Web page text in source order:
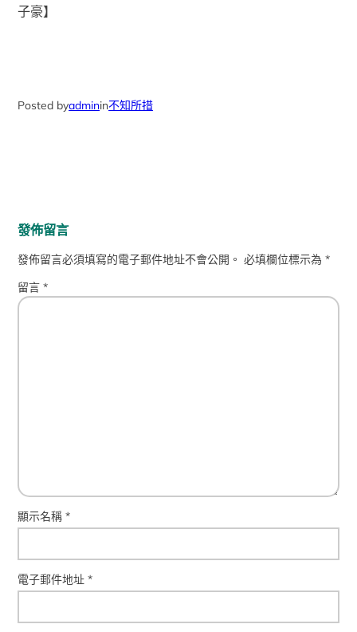
子豪】
Posted byadminin不知所措
發佈留言
發佈留言必須填寫的電子郵件地址不會公開。 必填欄位標示為*
留言*
顯示名稱*
電子郵件地址*